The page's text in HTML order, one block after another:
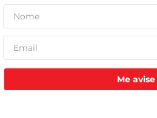
Me avise
tv